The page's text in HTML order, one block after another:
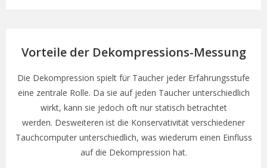
Vorteile der Dekompressions-Messung
Die Dekompression spielt für Taucher jeder Erfahrungsstufe
eine zentrale Rolle. Da sie auf jeden Taucher unterschiedlich
wirkt, kann sie jedoch oft nur statisch betrachtet
werden. Desweiteren ist die Konservativität verschiedener
Tauchcomputer unterschiedlich, was wiederum einen Einfluss
auf die Dekompression hat.